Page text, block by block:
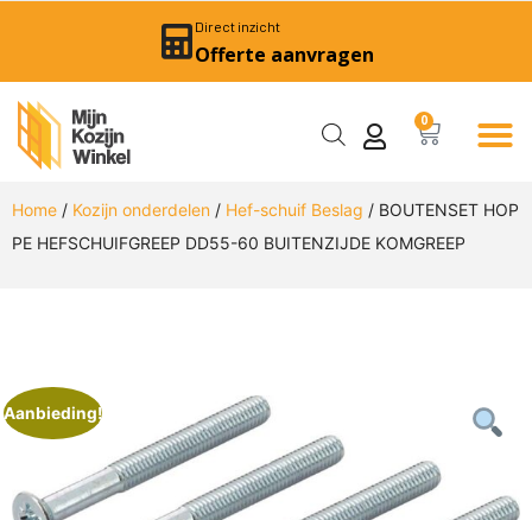
Direct inzicht
Offerte aanvragen
0
Home / Kozijn onderdelen / Hef-schuif Beslag / BOUTENSET HOP
PE HEFSCHUIFGREEP DD55-60 BUITENZIJDE KOMGREEP
Aanbieding!